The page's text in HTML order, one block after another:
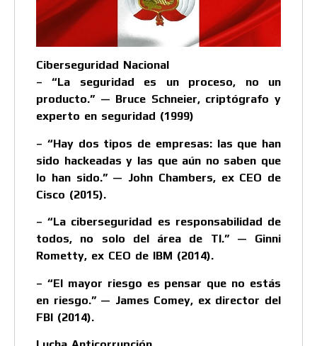
Ciberseguridad Nacional
– “La seguridad es un proceso, no un
producto.” — Bruce Schneier, criptógrafo y
experto en seguridad (1999)
– “Hay dos tipos de empresas: las que han
sido hackeadas y las que aún no saben que
lo han sido.” — John Chambers, ex CEO de
Cisco (2015).
– “La ciberseguridad es responsabilidad de
todos, no solo del área de TI.” — Ginni
Rometty, ex CEO de IBM (2014).
– “El mayor riesgo es pensar que no estás
en riesgo.” — James Comey, ex director del
FBI (2014).